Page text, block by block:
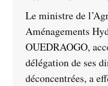
Le ministre de
Aménagements
OUEDRAOGO,
délégation de ses
déconcentrées, a